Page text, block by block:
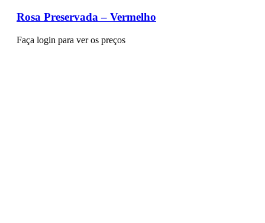
Rosa Preservada – Vermelho
Faça login para ver os preços